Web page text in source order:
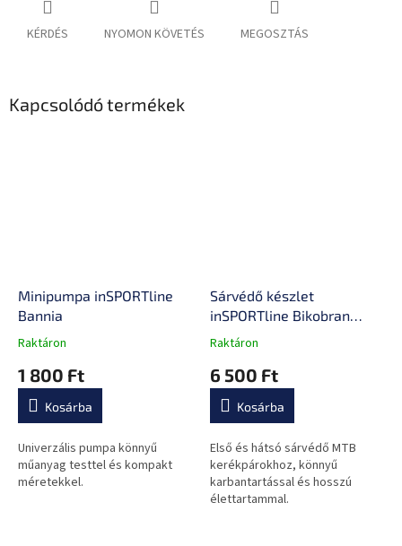
KÉRDÉS NYOMON KÖVETÉS MEGOSZTÁS
Kapcsolódó termékek
Minipumpa inSPORTline
Bannia
A
átlagos
értékelése
0,0
csillag.
Raktáron
1 800 Ft
Kosárba
Univerzális pumpa könnyű
műanyag testtel és kompakt
méretekkel.
Sárvédő készlet
inSPORTline Bikobran
27,5"-29"
A
átlagos
értékelése
0,0
csillag.
Raktáron
6 500 Ft
Kosárba
Első és hátsó sárvédő MTB
kerékpárokhoz, könnyű
karbantartással és hosszú
élettartammal.